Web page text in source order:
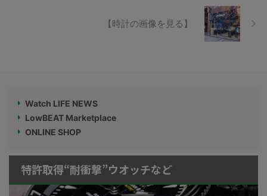
【時計の画像を見る】
Watch LIFE NEWS
LowBEAT Marketplace
ONLINE SHOP
特許取得“耐衝撃”ウオッチなど